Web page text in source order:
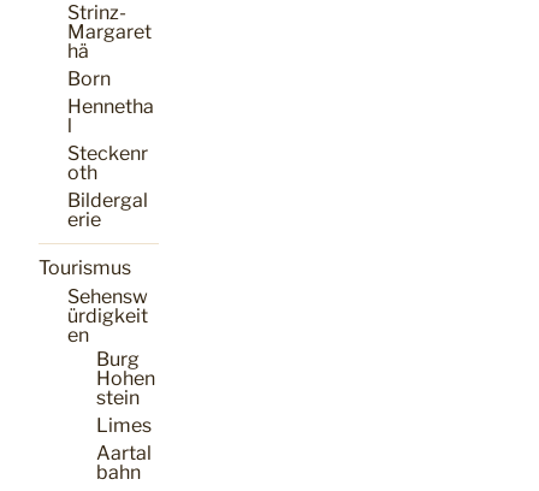
Strinz-
Margaret
hä
Born
Hennetha
l
Steckenr
oth
Bildergal
erie
Tourismus
Sehensw
ürdigkeit
en
Burg
Hohen
stein
Limes
Aartal
bahn